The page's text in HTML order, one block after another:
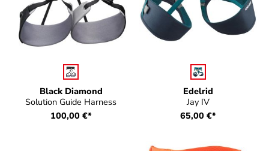
Black Diamond
Solution Guide Harness
auswählen
100,00 €*
Edelrid
Jay IV
Farbe
65,00 €*